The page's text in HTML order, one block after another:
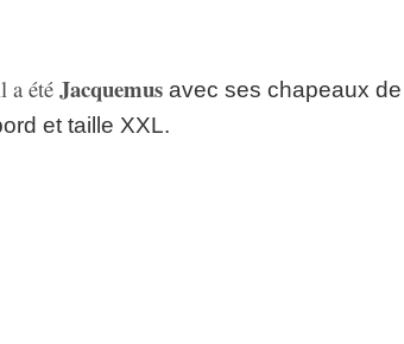
a été Jacquemus avec ses chapeaux
et taille XXL.